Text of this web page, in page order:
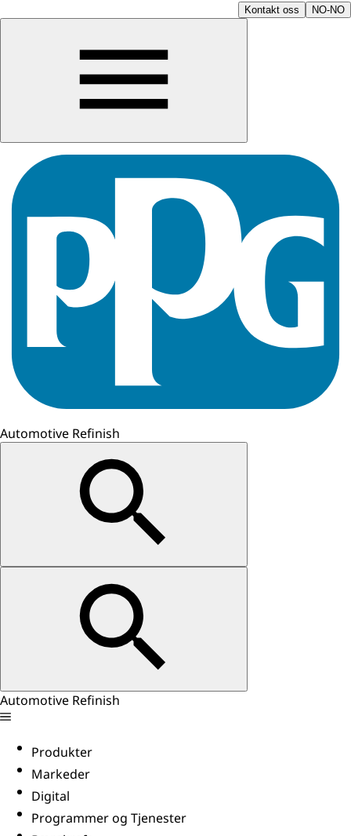
Kontakt oss NO-NO
Automotive Refinish
Automotive Refinish
Produkter
Markeder
Digital
Programmer og Tjenester